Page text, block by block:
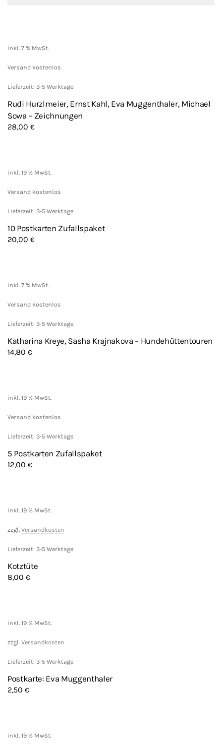
inkl. 7 % MwSt.
Versand kostenlos
Lieferzeit: 3-5 Werktage
Rudi Hurzlmeier, Ernst Kahl, Eva Muggenthaler, Michael
Sowa – Zeichnungen
28,00 €
inkl. 19 % MwSt.
Versand kostenlos
Lieferzeit: 3-5 Werktage
10 Postkarten Zufallspaket
20,00 €
inkl. 7 % MwSt.
Versand kostenlos
Lieferzeit: 3-5 Werktage
Katharina Kreye, Sasha Krajnakova – Hundehüttentouren
14,80 €
inkl. 19 % MwSt.
Versand kostenlos
Lieferzeit: 3-5 Werktage
5 Postkarten Zufallspaket
12,00 €
inkl. 19 % MwSt.
zzgl. Versandkosten
Lieferzeit: 3-5 Werktage
Kotztüte
8,00 €
inkl. 19 % MwSt.
zzgl. Versandkosten
Lieferzeit: 3-5 Werktage
Postkarte: Eva Muggenthaler
2,50 €
inkl. 19 % MwSt.